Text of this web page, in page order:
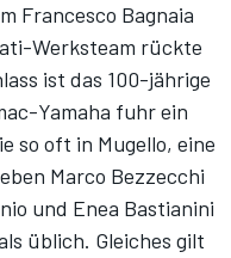
Francesco Bagnaia
Werksteam rückte
ist das 100-jährige
Yamaha fuhr ein
so oft in Mugello, eine
Marco Bezzecchi
und Enea Bastianini
üblich. Gleiches gilt